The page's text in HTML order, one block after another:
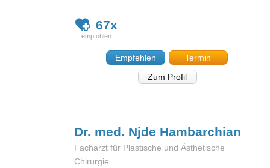
67x
Empfehlen
Termin
Zum Profil
Dr. med. Njde Hambarchian
Facharzt für Plastische und Ästhetische
Chirurgie